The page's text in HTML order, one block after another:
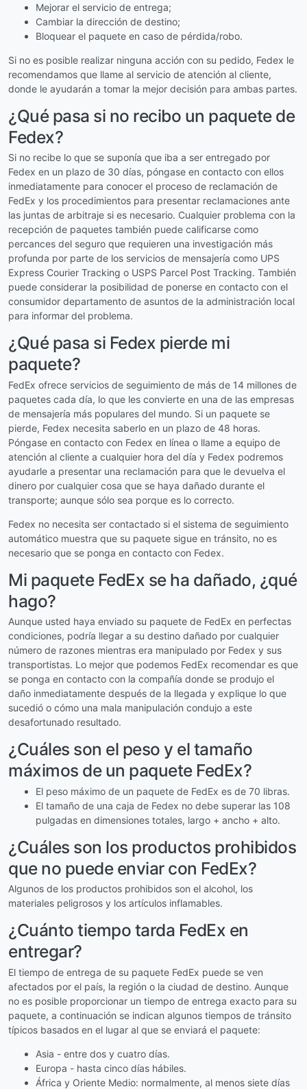
Mejorar el servicio de entrega;
Cambiar la dirección de destino;
Bloquear el paquete en caso de pérdida/robo.
Si no es posible realizar ninguna acción con su pedido, Fedex le
recomendamos que llame al servicio de atención al cliente,
donde le ayudarán a tomar la mejor decisión para ambas partes.
¿Qué pasa si no recibo un paquete de
Fedex?
Si no recibe lo que se suponía que iba a ser entregado por
Fedex en un plazo de 30 días, póngase en contacto con ellos
inmediatamente para conocer el proceso de reclamación de
FedEx y los procedimientos para presentar reclamaciones ante
las juntas de arbitraje si es necesario. Cualquier problema con la
recepción de paquetes también puede calificarse como
percances del seguro que requieren una investigación más
profunda por parte de los servicios de mensajería como UPS
Express Courier Tracking o USPS Parcel Post Tracking. También
puede considerar la posibilidad de ponerse en contacto con el
consumidor departamento de asuntos de la administración local
para informar del problema.
¿Qué pasa si Fedex pierde mi
paquete?
FedEx ofrece servicios de seguimiento de más de 14 millones de
paquetes cada día, lo que les convierte en una de las empresas
de mensajería más populares del mundo. Si un paquete se
pierde, Fedex necesita saberlo en un plazo de 48 horas.
Póngase en contacto con Fedex en línea o llame a equipo de
atención al cliente a cualquier hora del día y Fedex podremos
ayudarle a presentar una reclamación para que le devuelva el
dinero por cualquier cosa que se haya dañado durante el
transporte; aunque sólo sea porque es lo correcto.
Fedex no necesita ser contactado si el sistema de seguimiento
automático muestra que su paquete sigue en tránsito, no es
necesario que se ponga en contacto con Fedex.
Mi paquete FedEx se ha dañado, ¿qué
hago?
Aunque usted haya enviado su paquete de FedEx en perfectas
condiciones, podría llegar a su destino dañado por cualquier
número de razones mientras era manipulado por Fedex y sus
transportistas. Lo mejor que podemos FedEx recomendar es que
se ponga en contacto con la compañía donde se produjo el
daño inmediatamente después de la llegada y explique lo que
sucedió o cómo una mala manipulación condujo a este
desafortunado resultado.
¿Cuáles son el peso y el tamaño
máximos de un paquete FedEx?
El peso máximo de un paquete de FedEx es de 70 libras.
El tamaño de una caja de Fedex no debe superar las 108
pulgadas en dimensiones totales, largo + ancho + alto.
¿Cuáles son los productos prohibidos
que no puede enviar con FedEx?
Algunos de los productos prohibidos son el alcohol, los
materiales peligrosos y los artículos inflamables.
¿Cuánto tiempo tarda FedEx en
entregar?
El tiempo de entrega de su paquete FedEx puede se ven
afectados por el país, la región o la ciudad de destino. Aunque
no es posible proporcionar un tiempo de entrega exacto para su
paquete, a continuación se indican algunos tiempos de tránsito
típicos basados en el lugar al que se enviará el paquete:
Asia - entre dos y cuatro días.
Europa - hasta cinco días hábiles.
África y Oriente Medio: normalmente, al menos siete días